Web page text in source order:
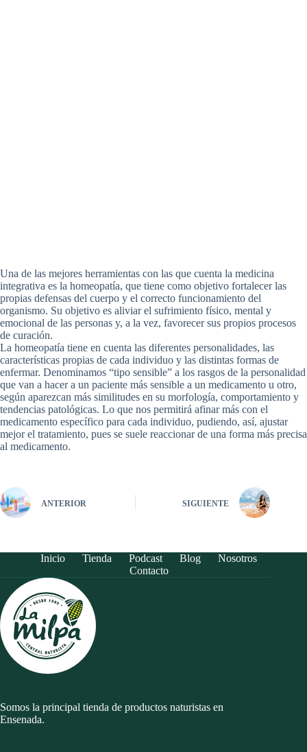
Una de las mejores herramientas con las que cuenta la medicina
integrativa es la homeopatía, que tiene como objetivo fortalecer las
propias defensas del cuerpo y el correcto funcionamiento del
organismo. Su objetivo es aliviar el sufrimiento físico, mental y
emocional de las personas y, a la vez, favorecer sus propios procesos
de curación.
La homeopatía tiene en cuenta las diferentes personalidades, las
características propias de cada individuo y las distintas formas de
enfermar. Denominamos “tipo sensible” a los rasgos de la personalidad
que van a hacer a un paciente más sensible a un medicamento u otro,
según aparezcan más similitudes en su morfología, comportamiento y
tendencias patológicas. Lo que nos permitirá afinar más con el
medicamento específico para cada individuo, pudiendo, así, ajustar
mejor el tratamiento, pues se suele reaccionar de una forma más precisa
al medicamento.
ANTERIOR SIGUIENTE
Inicio Tienda Podcast Blog
Nosotros
Contacto
Somos la principal tienda de productos naturistas en
Ensenada.